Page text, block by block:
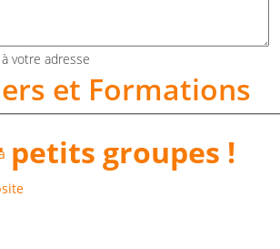
et Formations
petits groupes !
votre adresse